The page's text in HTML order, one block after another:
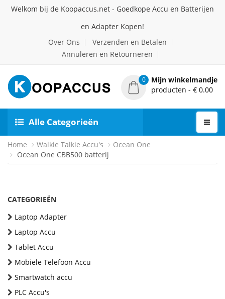
Welkom bij de Koopaccus.net - Goedkope Accu en Batterijen
en Adapter Kopen!
Over Ons
Verzenden en Betalen
Annuleren en Retourneren
0
Mijn winkelmandje
producten - € 0.00
Alle Categorieën
Home Walkie Talkie Accu's
Ocean One
Ocean One CBB500 batterij
CATEGORIEËN
Laptop Adapter
Laptop Accu
Tablet Accu
Mobiele Telefoon Accu
Smartwatch accu
PLC Accu's